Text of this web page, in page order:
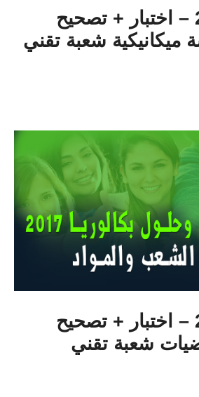
بكالوريا 2017 – اختبار + تصحيح
شعبة تقني
بكالوريا 2017 – اختبار + تصحيح
شعبة تقني